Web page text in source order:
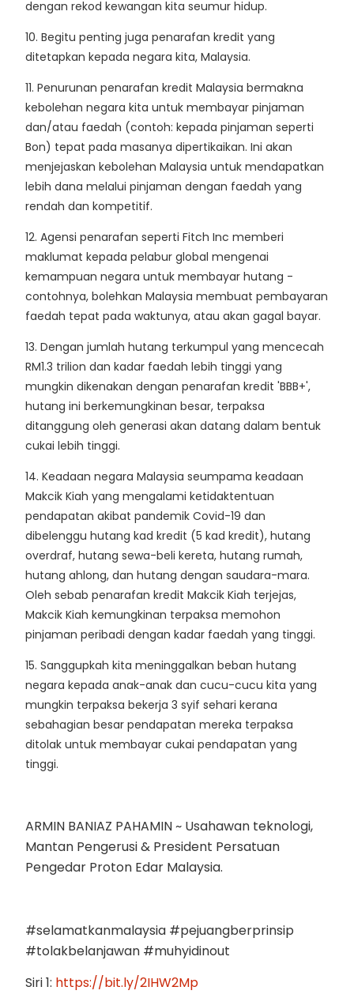
dengan rekod kewangan kita seumur hidup.
10. Begitu penting juga penarafan kredit yang
ditetapkan kepada negara kita, Malaysia.
11. Penurunan penarafan kredit Malaysia bermakna
kebolehan negara kita untuk membayar pinjaman
dan/atau faedah (contoh: kepada pinjaman seperti
Bon) tepat pada masanya dipertikaikan. Ini akan
menjejaskan kebolehan Malaysia untuk mendapatkan
lebih dana melalui pinjaman dengan faedah yang
rendah dan kompetitif.
12. Agensi penarafan seperti Fitch Inc memberi
maklumat kepada pelabur global mengenai
kemampuan negara untuk membayar hutang -
contohnya, bolehkan Malaysia membuat pembayaran
faedah tepat pada waktunya, atau akan gagal bayar.
13. Dengan jumlah hutang terkumpul yang mencecah
RM1.3 trilion dan kadar faedah lebih tinggi yang
mungkin dikenakan dengan penarafan kredit 'BBB+',
hutang ini berkemungkinan besar, terpaksa
ditanggung oleh generasi akan datang dalam bentuk
cukai lebih tinggi.
14. Keadaan negara Malaysia seumpama keadaan
Makcik Kiah yang mengalami ketidaktentuan
pendapatan akibat pandemik Covid-19 dan
dibelenggu hutang kad kredit (5 kad kredit), hutang
overdraf, hutang sewa-beli kereta, hutang rumah,
hutang ahlong, dan hutang dengan saudara-mara.
Oleh sebab penarafan kredit Makcik Kiah terjejas,
Makcik Kiah kemungkinan terpaksa memohon
pinjaman peribadi dengan kadar faedah yang tinggi.
15. Sanggupkah kita meninggalkan beban hutang
negara kepada anak-anak dan cucu-cucu kita yang
mungkin terpaksa bekerja 3 syif sehari kerana
sebahagian besar pendapatan mereka terpaksa
ditolak untuk membayar cukai pendapatan yang
tinggi.
ARMIN BANIAZ PAHAMIN ~ Usahawan teknologi,
Mantan Pengerusi & President Persatuan
Pengedar Proton Edar Malaysia.
#selamatkanmalaysia #pejuangberprinsip
#tolakbelanjawan #muhyidinout
Siri 1: https://bit.ly/2IHW2Mp